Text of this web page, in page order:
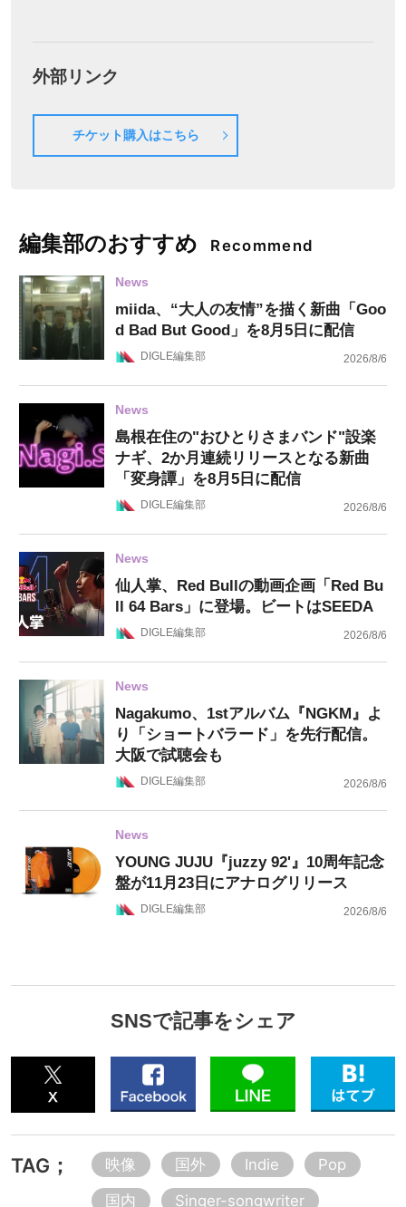
外部リンク
チケット購入はこちら
編集部のおすすめ Recommend
News
miida、“大人の友情”を描く新曲「Goo
d Bad But Good」を8月5日に配信
DIGLE編集部 2026/8/6
News
島根在住の"おひとりさまバンド"設楽
ナギ、2か月連続リリースとなる新曲
「変身譚」を8月5日に配信
DIGLE編集部 2026/8/6
News
仙人掌、Red Bullの動画企画「Red Bu
ll 64 Bars」に登場。ビートはSEEDA
DIGLE編集部 2026/8/6
News
Nagakumo、1stアルバム『NGKM』よ
り「ショートバラード」を先行配信。
大阪で試聴会も
DIGLE編集部 2026/8/6
News
YOUNG JUJU『juzzy 92'』10周年記念
盤が11月23日にアナログリリース
DIGLE編集部 2026/8/6
SNSで記事をシェア
TAG； 映像 国外 Indie
Pop
国内
Singer-songwriter